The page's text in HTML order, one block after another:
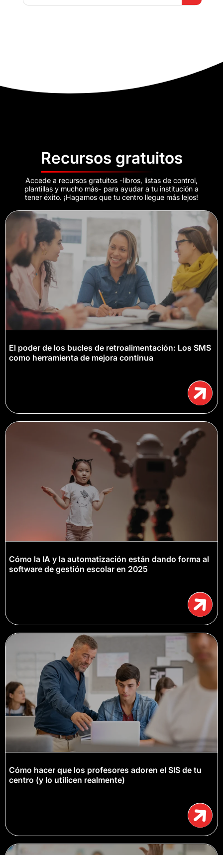
Recursos gratuitos
Accede a recursos gratuitos -libros, listas de control,
plantillas y mucho más- para ayudar a tu institución a
tener éxito. ¡Hagamos que tu centro llegue más lejos!
El poder de los bucles de retroalimentación: Los SMS
como herramienta de mejora continua
Cómo la IA y la automatización están dando forma al
software de gestión escolar en 2025
Cómo hacer que los profesores adoren el SIS de tu
centro (y lo utilicen realmente)